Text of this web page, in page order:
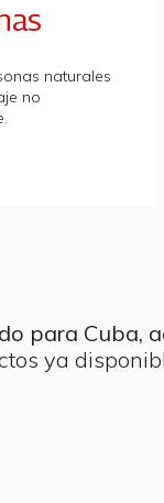
naturales
no
para Cuba,
ya